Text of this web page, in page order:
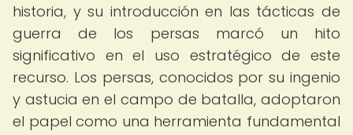
historia, y su introducción en las tácticas de
guerra de los persas marcó un hito
significativo en el uso estratégico de este
recurso. Los persas, conocidos por su ingenio
y astucia en el campo de batalla, adoptaron
el papel como una herramienta fundamental